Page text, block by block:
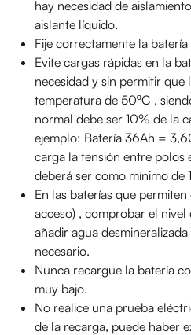
hay necesidad de
aislante líquido.
Fije correctamente la
Evite cargas rápidas en la
necesidad y sin permitir que
temperatura de 50ºC ,
normal debe ser 10% de la
ejemplo: Batería 36Ah =
carga la tensión entre polos
deberá ser como mínimo de
En las baterías que
acceso) , comprobar el
añadir agua
necesario.
Nunca recargue la batería
muy bajo.
No realice una prueba
de la recarga, puede haber